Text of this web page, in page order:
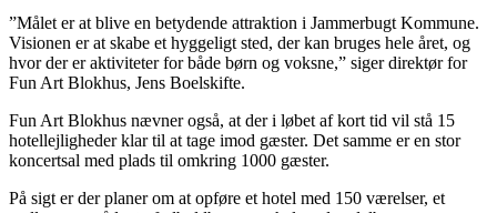
”Målet er at blive en betydende attraktion i Jammerbugt Kommune.
Visionen er at skabe et hyggeligt sted, der kan bruges hele året, og
hvor der er aktiviteter for både børn og voksne,” siger direktør for
Fun Art Blokhus, Jens Boelskifte.
Fun Art Blokhus nævner også, at der i løbet af kort tid vil stå 15
hotellejligheder klar til at tage imod gæster. Det samme er en stor
koncertsal med plads til omkring 1000 gæster.
På sigt er der planer om at opføre et hotel med 150 værelser, et